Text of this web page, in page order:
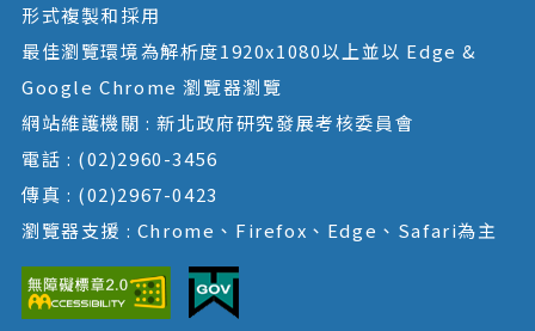
形式複製和採用
最佳瀏覽環境為解析度1920x1080以上並以 Edge &
Google Chrome 瀏覽器瀏覽
網站維護機關 : 新北政府研究發展考核委員會
電話 : (02)2960-3456
傳真 : (02)2967-0423
瀏覽器支援 : Chrome、Firefox、Edge、Safari為主